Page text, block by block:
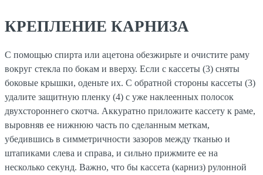
КРЕПЛЕНИЕ КАРНИЗА
С помощью спирта или ацетона обезжирьте и очистите раму
вокруг стекла по бокам и вверху. Если с кассеты (3) сняты
боковые крышки, оденьте их. С обратной стороны кассеты (3)
удалите защитную пленку (4) с уже наклеенных полосок
двухстороннего скотча. Аккуратно приложите кассету к раме,
выровняв ее нижнюю часть по сделанным меткам,
убедившись в симметричности зазоров между тканью и
штапиками слева и справа, и сильно прижмите ее на
несколько секунд. Важно, что бы кассета (карниз) рулонной